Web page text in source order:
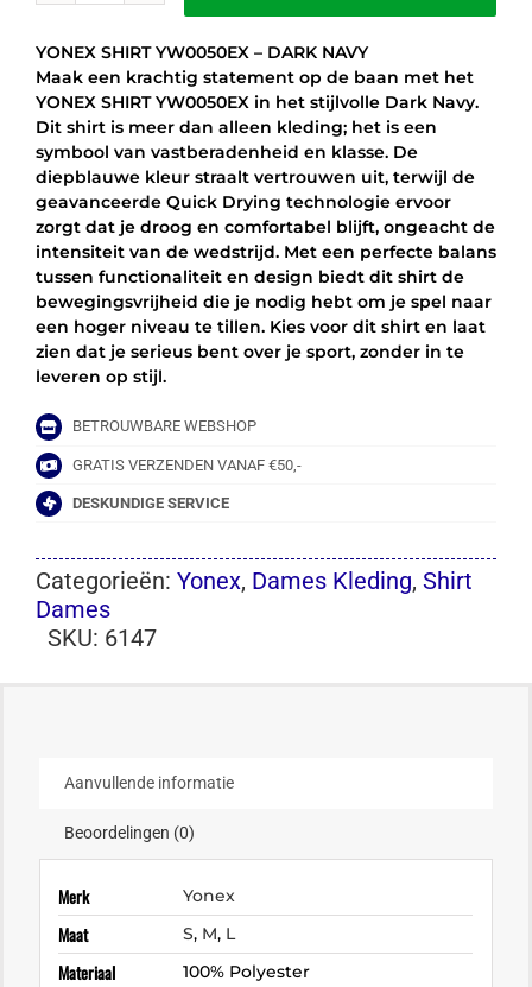
NAVY
aantal
YONEX SHIRT YW0050EX – DARK NAVY
Maak een krachtig statement op de baan met het
YONEX SHIRT YW0050EX in het stijlvolle Dark Navy.
Dit shirt is meer dan alleen kleding; het is een
symbool van vastberadenheid en klasse. De
diepblauwe kleur straalt vertrouwen uit, terwijl de
geavanceerde Quick Drying technologie ervoor
zorgt dat je droog en comfortabel blijft, ongeacht de
intensiteit van de wedstrijd. Met een perfecte balans
tussen functionaliteit en design biedt dit shirt de
bewegingsvrijheid die je nodig hebt om je spel naar
een hoger niveau te tillen. Kies voor dit shirt en laat
zien dat je serieus bent over je sport, zonder in te
leveren op stijl.
BETROUWBARE WEBSHOP
GRATIS VERZENDEN VANAF €50,-
DESKUNDIGE SERVICE
Categorieën: Yonex, Dames Kleding, Shirt
Dames
SKU: 6147
Aanvullende informatie
Beoordelingen (0)
Merk Yonex
Maat S, M, L
Materiaal 100% Polyester